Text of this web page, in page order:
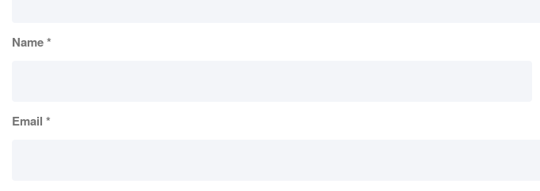
Name*
Email *